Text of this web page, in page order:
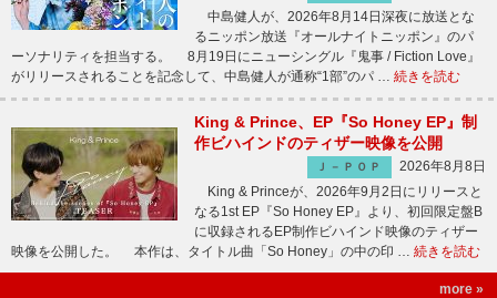
中島健人が、2026年8月14日深夜に放送とな
るニッポン放送『オールナイトニッポン』のパ
ーソナリティを担当する。 8月19日にニューシングル『鬼事 / Fiction Love』
がリリースされることを記念して、中島健人が通称“1部”のパ … 続きを読む
King & Prince、EP『So Honey EP』制
作ビハインドのティザー映像を公開
Ｊ－ＰＯＰ
2026年8月8日
King & Princeが、2026年9月2日にリリースと
なる1st EP『So Honey EP』より、初回限定盤B
に収録されるEP制作ビハインド映像のティザー
映像を公開した。 本作は、タイトル曲「So Honey」の中の印 … 続きを読む
more »